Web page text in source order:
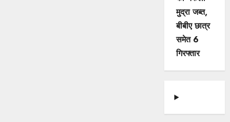
मुद्रा जब्त,
बीबीए छात्र
समेत 6
गिरफ्तार